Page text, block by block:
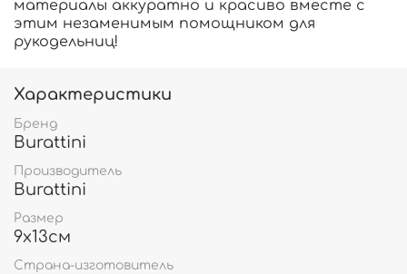
материалы аккуратно и красиво вместе с
этим незаменимым помощником для
рукодельниц!
Характеристики
Бренд
Burattini
Производитель
Burattini
Размер
9х13см
Страна-изготовитель